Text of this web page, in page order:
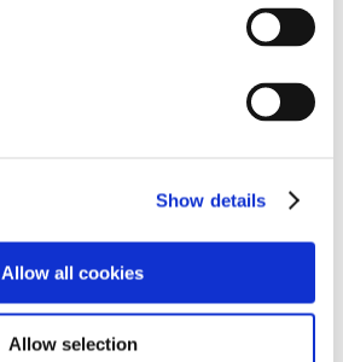
Show details
Allow all cookies
Allow selection